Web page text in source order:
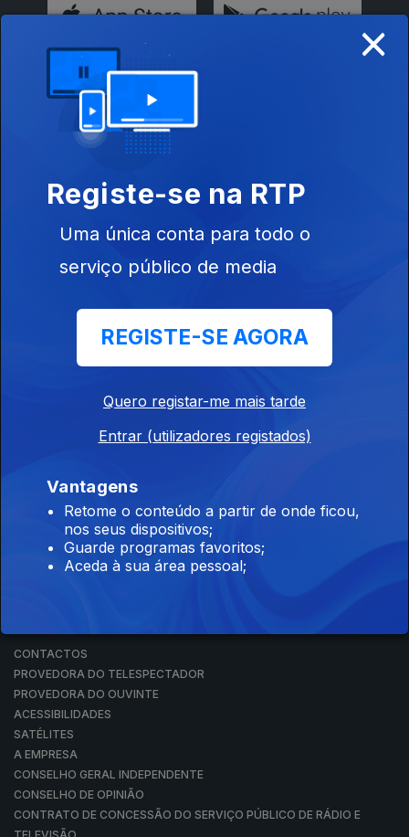
Disponível para iOS, Android, Apple TV, Android TV e
CarPlay
RTP PLAY
EM DIRETO
REVER PROGRAMAS
CONCURSOS
CONTACTOS
PROVEDORA DO TELESPECTADOR
PROVEDORA DO OUVINTE
ACESSIBILIDADES
SATÉLITES
A EMPRESA
CONSELHO GERAL INDEPENDENTE
CONSELHO DE OPINIÃO
CONTRATO DE CONCESSÃO DO SERVIÇO PÚBLICO DE RÁDIO E
×
Registe-se na RTP
Uma única conta para todo o
serviço público de media
REGISTE-SE AGORA
Quero registar-me mais tarde
Entrar (utilizadores registados)
Vantagens
Retome o conteúdo a partir de onde ficou,
nos seus dispositivos;
Guarde programas favoritos;
Aceda à sua área pessoal;